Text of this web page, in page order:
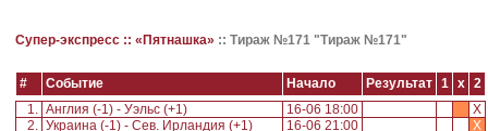
Супер-экспресс :: «Пятнашка» :: Тираж №171 "Тираж №171"
# Событие Начало Результат 1 x
2
1. Англия (-1) - Уэльс (+1) 16-06 18:00
X
2. Украина (-1) - Сев. Ирландия (+1) 16-06 21:00
X